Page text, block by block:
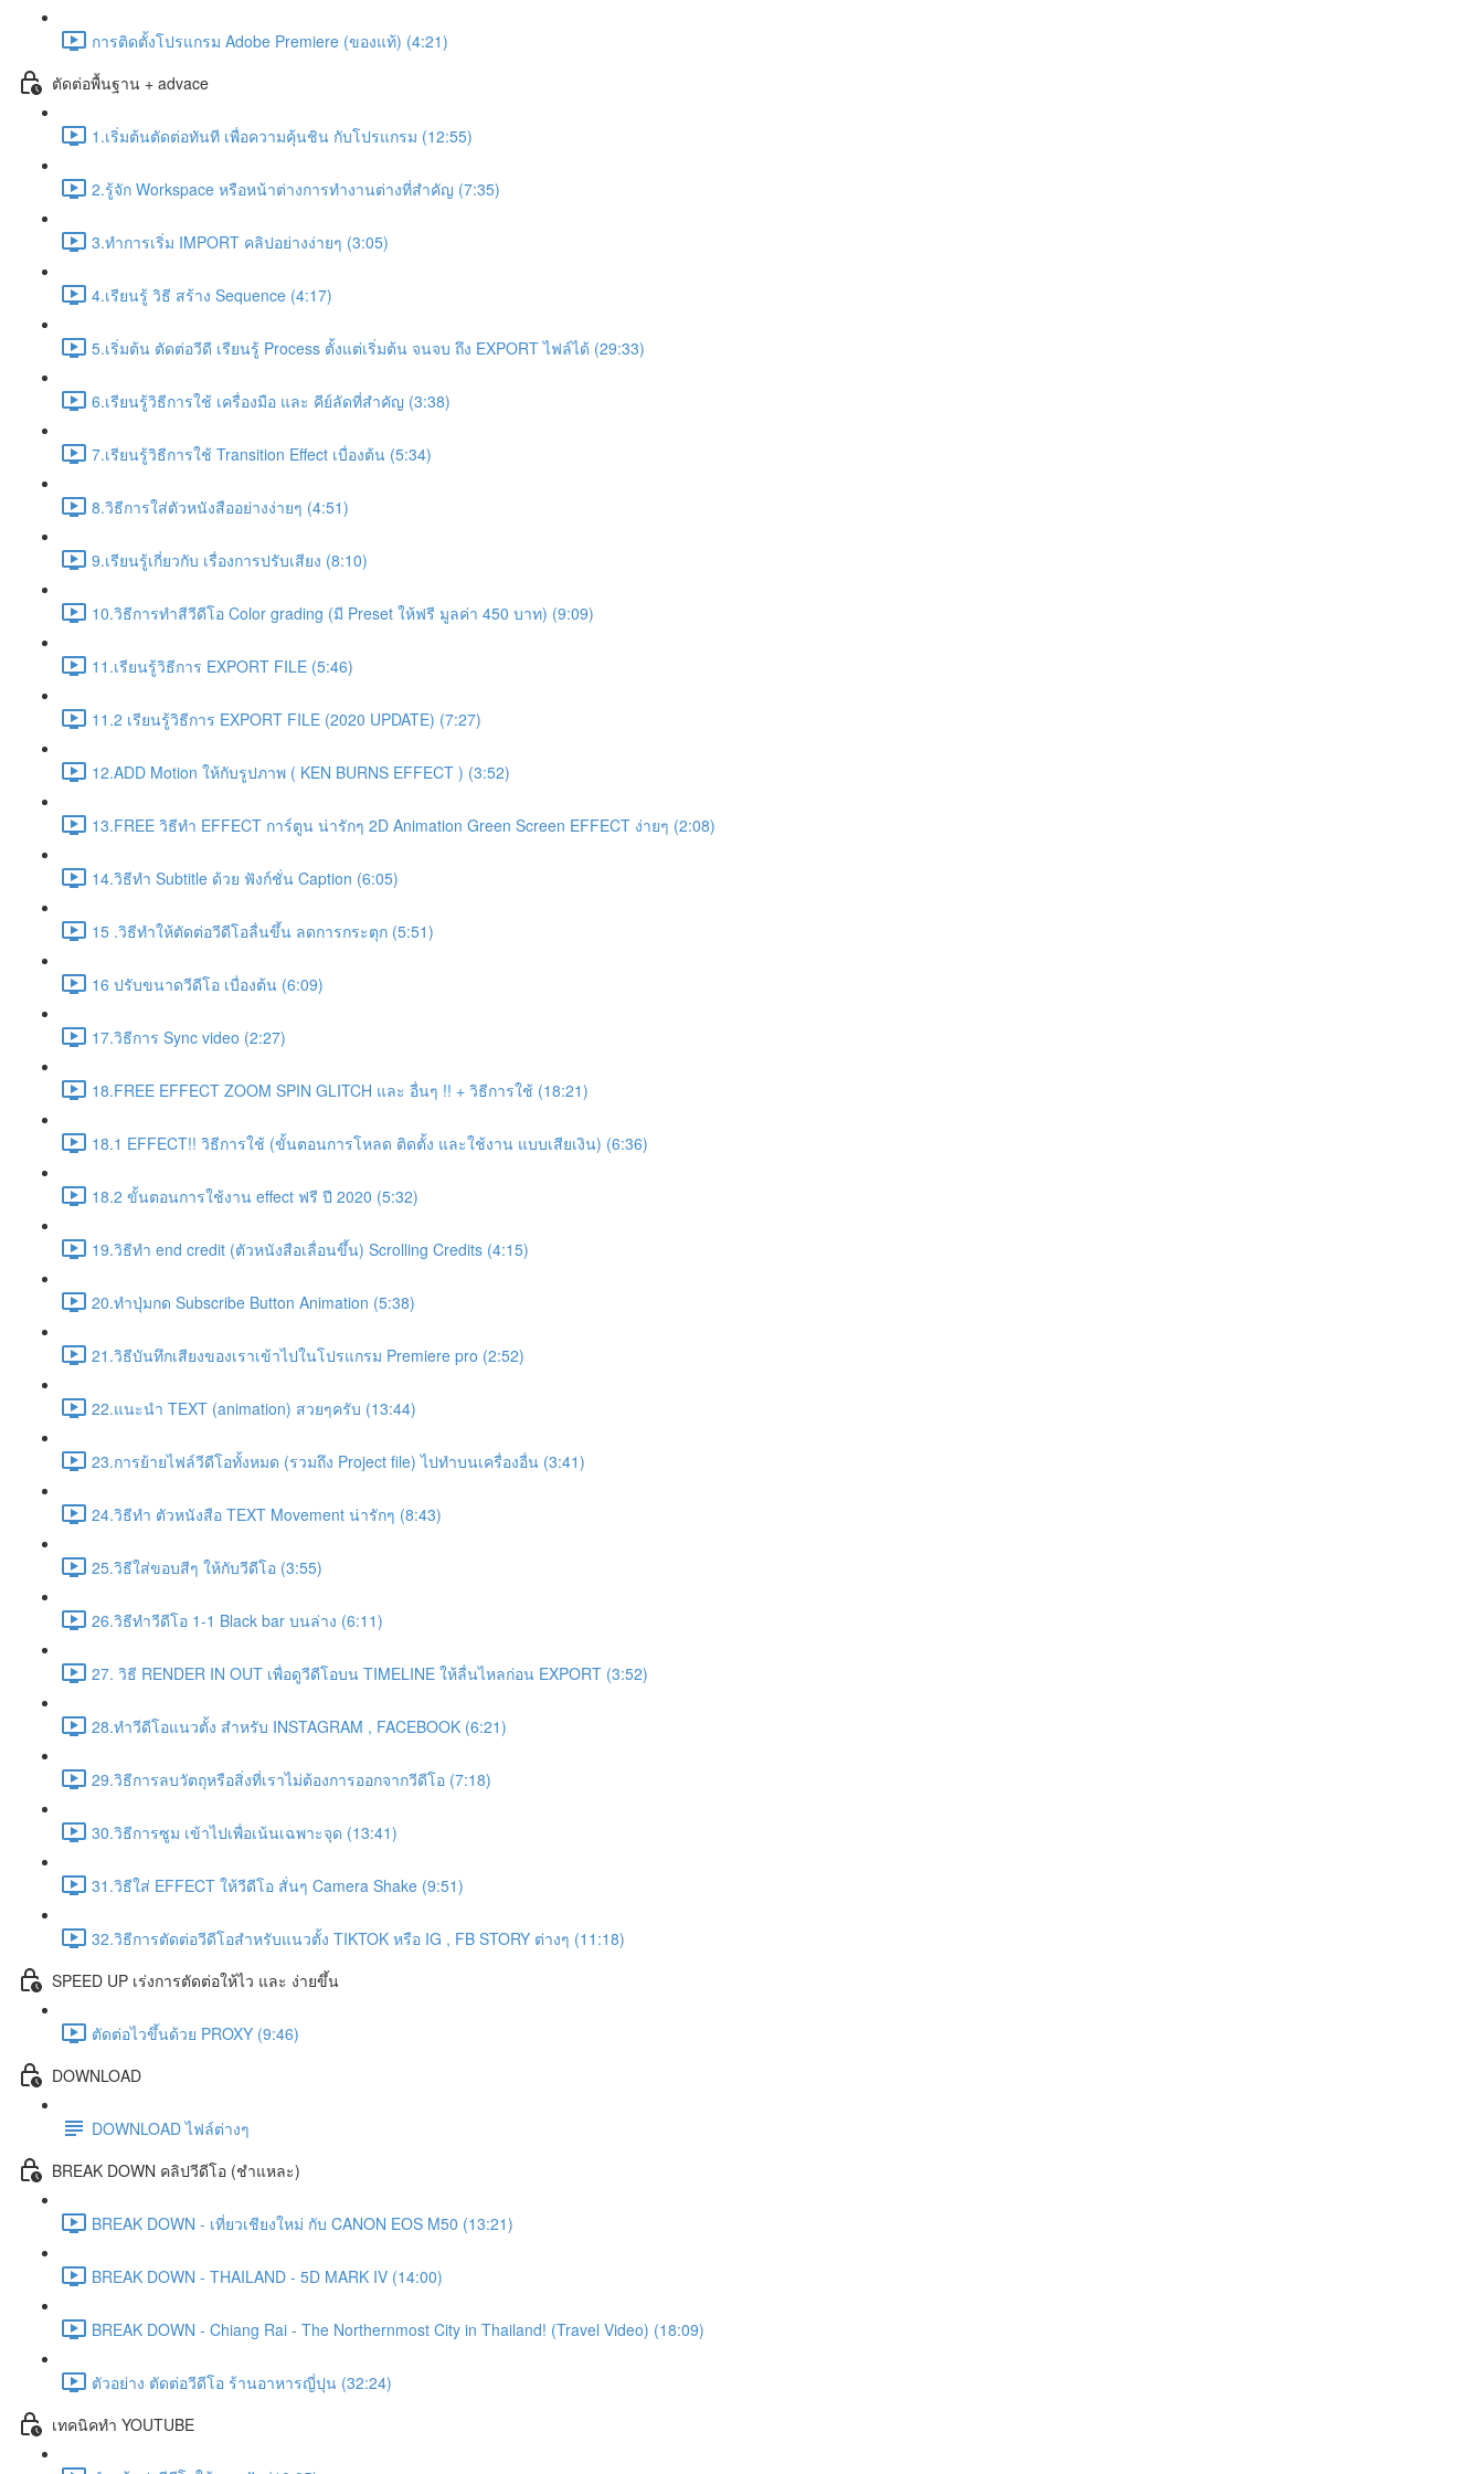
การติดตั้งโปรแกรม Adobe Premiere (ของแท้) (4:21)
ตัดต่อพื้นฐาน + advace
1.เริ่มต้นตัดต่อทันที เพื่อความคุ้นชิน กับโปรแกรม (12:55)
2.รู้จัก Workspace หรือหน้าต่างการทำงานต่างที่สำคัญ (7:35)
3.ทำการเริ่ม IMPORT คลิปอย่างง่ายๆ (3:05)
4.เรียนรู้ วิธี สร้าง Sequence (4:17)
5.เริ่มต้น ตัดต่อวีดี เรียนรู้ Process ตั้งแต่เริ่มต้น จนจบ ถึง EXPORT ไฟล์ได้ (29:33)
6.เรียนรู้วิธีการใช้ เครื่องมือ และ คีย์ลัดที่สำคัญ (3:38)
7.เรียนรู้วิธีการใช้ Transition Effect เบื่องต้น (5:34)
8.วิธีการใส่ตัวหนังสืออย่างง่ายๆ (4:51)
9.เรียนรู้เกี่ยวกับ เรื่องการปรับเสียง (8:10)
10.วิธีการทำสีวีดีโอ Color grading (มี Preset ให้ฟรี มูลค่า 450 บาท) (9:09)
11.เรียนรู้วิธีการ EXPORT FILE (5:46)
11.2 เรียนรู้วิธีการ EXPORT FILE (2020 UPDATE) (7:27)
12.ADD Motion ให้กับรูปภาพ ( KEN BURNS EFFECT ) (3:52)
13.FREE วิธีทำ EFFECT การ์ตูน น่ารักๆ 2D Animation Green Screen EFFECT ง่ายๆ (2:08)
14.วิธีทำ Subtitle ด้วย ฟังก์ชั่น Caption (6:05)
15 .วิธีทำให้ตัดต่อวีดีโอลื่นขึ้น ลดการกระตุก (5:51)
16 ปรับขนาดวีดีโอ เบื่องต้น (6:09)
17.วิธีการ Sync video (2:27)
18.FREE EFFECT ZOOM SPIN GLITCH และ อื่นๆ !! + วิธีการใช้ (18:21)
18.1 EFFECT!! วิธีการใช้ (ขั้นตอนการโหลด ติดตั้ง และใช้งาน แบบเสียเงิน) (6:36)
18.2 ขั้นตอนการใช้งาน effect ฟรี ปี 2020 (5:32)
19.วิธีทำ end credit (ตัวหนังสือเลื่อนขึ้น) Scrolling Credits (4:15)
20.ทำปุ่มกด Subscribe Button Animation (5:38)
21.วิธีบันทึกเสียงของเราเข้าไปในโปรแกรม Premiere pro (2:52)
22.แนะนำ TEXT (animation) สวยๆครับ (13:44)
23.การย้ายไฟล์วีดีโอทั้งหมด (รวมถึง Project file) ไปทำบนเครื่องอื่น (3:41)
24.วิธีทำ ตัวหนังสือ TEXT Movement น่ารักๆ (8:43)
25.วิธีใส่ขอบสีๆ ให้กับวีดีโอ (3:55)
26.วิธีทำวีดีโอ 1-1 Black bar บนล่าง (6:11)
27. วิธี RENDER IN OUT เพื่อดูวีดีโอบน TIMELINE ให้ลื่นไหลก่อน EXPORT (3:52)
28.ทำวีดีโอแนวตั้ง สำหรับ INSTAGRAM , FACEBOOK (6:21)
29.วิธีการลบวัตถุหรือสิ่งที่เราไม่ต้องการออกจากวีดีโอ (7:18)
30.วิธีการซูม เข้าไปเพื่อเน้นเฉพาะจุด (13:41)
31.วิธีใส่ EFFECT ให้วีดีโอ สั่นๆ Camera Shake (9:51)
32.วิธีการตัดต่อวีดีโอสำหรับแนวตั้ง TIKTOK หรือ IG , FB STORY ต่างๆ (11:18)
SPEED UP เร่งการตัดต่อให้ไว และ ง่ายขึ้น
ตัดต่อไวขึ้นด้วย PROXY (9:46)
DOWNLOAD
DOWNLOAD ไฟล์ต่างๆ
BREAK DOWN คลิปวีดีโอ (ชำแหละ)
BREAK DOWN - เที่ยวเชียงใหม่ กับ CANON EOS M50 (13:21)
BREAK DOWN - THAILAND - 5D MARK IV (14:00)
BREAK DOWN - Chiang Rai - The Northernmost City in Thailand! (Travel Video) (18:09)
ตัวอย่าง ตัดต่อวีดีโอ ร้านอาหารญี่ปุน (32:24)
เทคนิคทำ YOUTUBE